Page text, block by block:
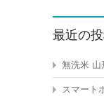
最近の
無洗米 山
スマート